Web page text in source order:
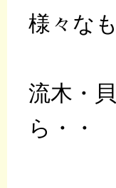
様々な
流木・
ら・・